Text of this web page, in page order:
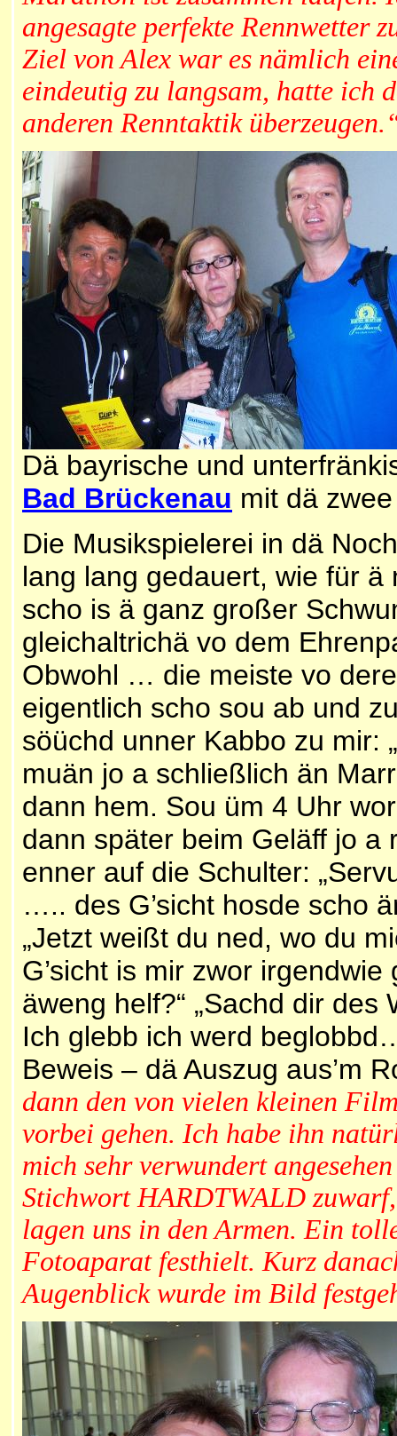
angesagte perfekte Rennwetter
Ziel von Alex war es nämlich
eindeutig zu langsam, hatte ich
anderen Renntaktik
Dä bayrische und
Bad Brückenau mit dä
Die Musikspielerei in dä
lang lang gedauert, wie für
scho is ä ganz großer
gleichaltrichä vo dem
Obwohl … die meiste vo
eigentlich scho sou ab und
söüchd unner Kabbo zu mir:
muän jo a schließlich än
dann hem. Sou üm 4 Uhr
dann später beim Geläff jo
enner auf die Schulter:
….. des G’sicht hosde scho
„Jetzt weißt du ned, wo du
G’sicht is mir zwor
äweng helf?“ „Sachd dir
Ich glebb ich werd
Beweis – dä Auszug aus’m
dann den von vielen kleinen
vorbei gehen. Ich habe ihn
mich sehr verwundert
Stichwort HARDTWALD
lagen uns in den Armen. Ein
Fotoaparat festhielt. Kurz
Augenblick wurde im Bild